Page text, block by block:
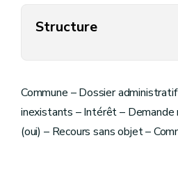
Structure
Commune – Dossier
inexistants – Intérêt –
(oui) – Recours sans objet –